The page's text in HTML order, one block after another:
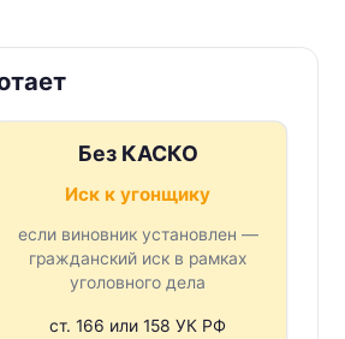
Без КАСКО
Иск к угонщику
если виновник установлен —
гражданский иск в рамках
уголовного дела
ст. 166 или 158 УК РФ